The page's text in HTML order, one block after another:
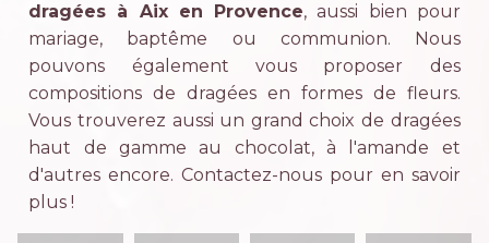
dragées à Aix en Provence, aussi bien pour
mariage, baptême ou communion. Nous
pouvons également vous proposer des
compositions de dragées en formes de fleurs.
Vous trouverez aussi un grand choix de dragées
haut de gamme au chocolat, à l'amande et
d'autres encore. Contactez-nous pour en savoir
plus !